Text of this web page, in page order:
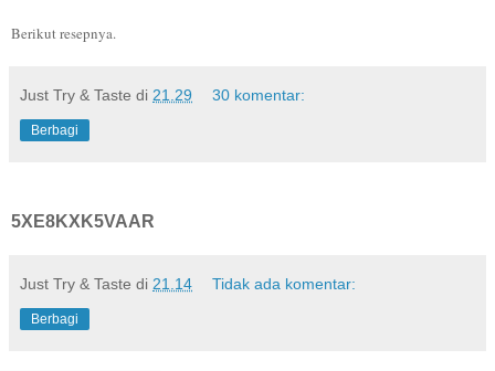
Berikut resepnya.
Just Try & Taste di 21.29 30 komentar:
Berbagi
5XE8KXK5VAAR
Just Try & Taste di 21.14 Tidak ada komentar:
Berbagi